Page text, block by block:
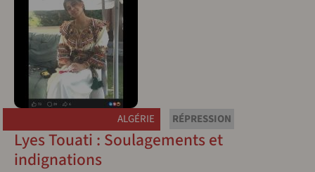
ALGÉRIE RÉPRESSION
Lyes Touati : Soulagements et
indignations